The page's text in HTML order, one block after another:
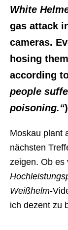
White
gas attack
cameras.
hosing
according
people
poisoning.“)
Moskau plant
nächsten
zeigen. Ob es
Weißhelm-
ich dezent zu